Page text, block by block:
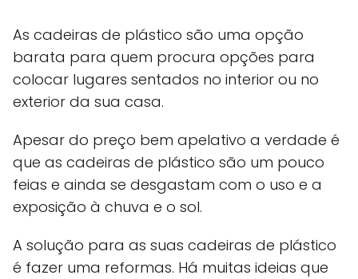
As cadeiras de plástico são uma opção
barata para quem procura opções para
colocar lugares sentados no interior ou no
exterior da sua casa.
Apesar do preço bem apelativo a verdade é
que as cadeiras de plástico são um pouco
feias e ainda se desgastam com o uso e a
exposição à chuva e o sol.
A solução para as suas cadeiras de plástico
é fazer uma reformas. Há muitas ideias que